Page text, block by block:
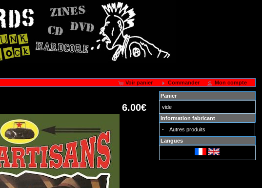
Voir panier Commander Mon compte
6.00€
Panier
vide
Information fabricant
-
Autres produits
Langues